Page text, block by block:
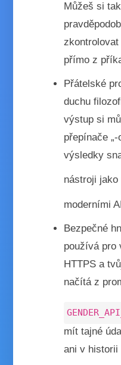
Můžeš si
přímo z
Přátelské
duchu
výstup si
přepínače
výsledky
nástroji jako
moderními
Bezpečné
používá pro
HTTPS a
načítá z
mít tajné
ani v historii